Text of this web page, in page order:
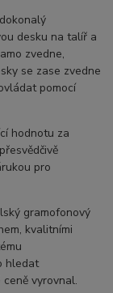
desku na talíř a
zvedne,
se zase zvedne
pomocí
hodnotu za
pro
gramofonový
kvalitními
hledat
vyrovnal.